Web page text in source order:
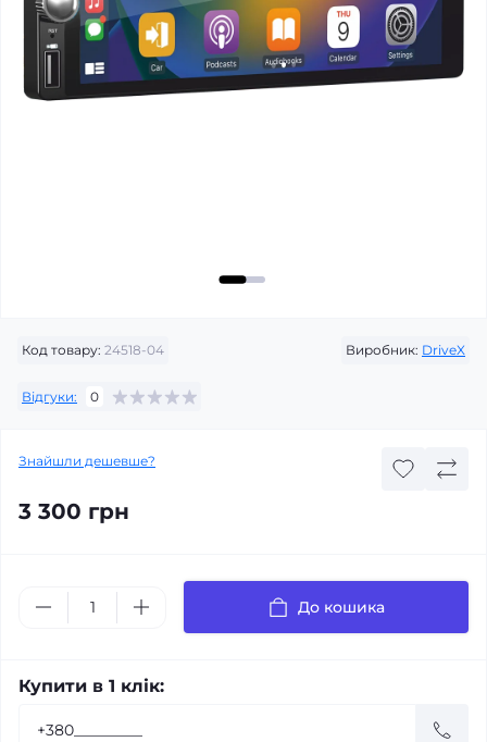
Код товару: 24518-04 Виробник: DriveX
Відгуки: 0
Знайшли дешевше?
3 300 грн
До кошика
Купити в 1 клік: